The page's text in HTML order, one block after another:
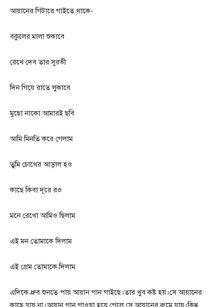
আয়ানের গিটারে গাইতে থাকে-
বকুলের মালা শুকাবে
রেখে দেব তার সুরভী
দিন গিয়ে রাতে লুকাবে
মুছো নাকো আমারই ছবি
আমি মিনতি করে গেলাম
তুমি চোখের আড়াল হও
কাছে কিবা দূরে রও
মনে রেখো আমিও ছিলাম
এই মন তোমাকে দিলাম
এই প্রেম তোমাকে দিলাম
এদিকে ধ্রুব শুনতে পায় আয়ান গান গাইছে।তার খুব কষ্ট হয়।সে আয়ানের
কাছে যায় না।আয়ান গান গাওয়া হয়ে গেলে সে আয়ানের রুমে যায়।কিন্তু